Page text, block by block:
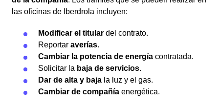
las oficinas de Iberdrola incluyen:
Modificar el titular del contrato.
Reportar averías.
Cambiar la potencia de energía contratada.
Solicitar la baja de servicios.
Dar de alta y baja la luz y el gas.
Cambiar de compañía energética.